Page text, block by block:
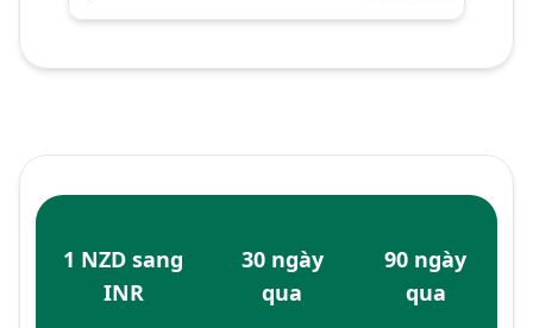
1 NZD sang
INR
30 ngày
qua
90 ngày
qua